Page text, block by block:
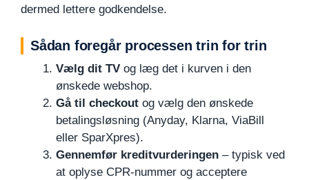
dermed lettere godkendelse.
Sådan foregår processen trin for trin
Vælg dit TV og læg det i kurven i den
ønskede webshop.
Gå til checkout og vælg den ønskede
betalingsløsning (Anyday, Klarna, ViaBill
eller SparXpres).
Gennemfør kreditvurderingen – typisk ved
at oplyse CPR-nummer og acceptere